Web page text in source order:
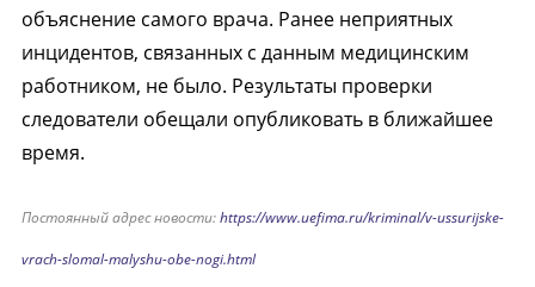
объяснение самого врача. Ранее неприятных
инцидентов, связанных с данным медицинским
работником, не было. Результаты проверки
следователи обещали опубликовать в ближайшее
время.
Постоянный адрес новости:https://www.uefima.ru/kriminal/v-ussurijske-
vrach-slomal-malyshu-obe-nogi.html